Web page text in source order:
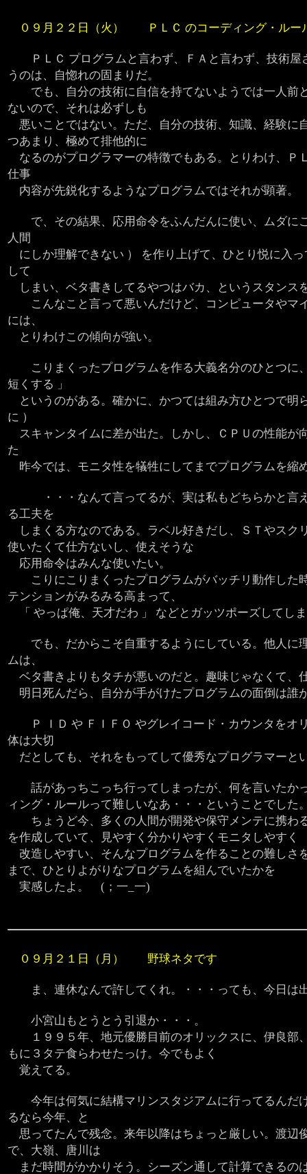
０９月２２日（火） ＰＬＣ のコーディング・ル
ＰＬＣ プログラムと言わず、ＦＡと言わず、技術屋
うのは、自惚れの固まりだ。
でも、自分の技術に自信を持てないようでは一人前
ないので、それは必ずしも
悪いことではない。ただ、自分の技術、知識、経験に
つあまり、極めて排他的に
なるのがプログラマーの特徴でもある。とりわけ、Ｐ
仕事
内容が先鋭化するようなプログラムではそれが顕著。
で、その結果、応用命令をふんだんに使い、ムダに
人間
にしか理解できない ） を作り上げて、ひとり悦に入
して
しまい、ベタ書きしてるやつはバカ、というスタンス
こんなこと言って悪いんだけど、コンピュータやマ
には、
とりわけこの傾向が強い。
こりまくったプログラムを作る大義名分のひとつに
短くする 」
というのがある。確かに、かつては組み方ひとつで明
に ）
スキャンタイムに差が出た。しかし、ＣＰＵの性能が
た
昨今では、モニタ性を犠牲にしてまでプログラムを縮
・・・なんて言ってるが、実は私もどちらかと言え
る工夫を
しまくる方なのである。ラベル好きだし、ＳＴやスク
使いたくて仕方ないし、使えそうな
応用命令はみんな使いたい。
こりにこりまくったプログラムがバッチリ動作した
テンションがみるみる高まって、
「 やっぱ俺、天才だわ 」 などとガッツポーズしてし
でも、だからこそ自重するようにしている。他人に
ムは、
ベタ書きよりもタチが悪いのだと。趣味じゃなくて、
明日死んだら、自分が手がけたプログラムの面倒は誰
Ｐ ＩＤ や ＦＩＦＯ やグレイコード・カウンタをオ
体は大切
だとしても、それをもってして優秀なプログラマーと
話があっちこっち行ってしまったが、何を言いたか
ィング・ルールって難しいなあ・・・ということでした
ちょうど今、多くの人間が開発や保守メンテに携わ
を作成していて、見やすく分かりやすくモニタしやすく
改造しやすい、そんなプログラムを作ることの難しさ
まで、ひとりよがりなプログラムを組んでいたかを
実感したよ。 (；一_一)
０９月２１日（月） 野球ネタです
ま、連休なんで許してくれ。・・・っても、今日は
小宮山もとうとう引退か・・・。
１９９５年、地元優勝目前のオリックスに、伊良部
もに３タテ食らわせたっけ。今でもよく
覚えてる。
今年は何気に結構マリンスタジアムに行ってるんだ
るなら今年、と
思ってたんで残念。来年以降はちょっと厳しい。渡辺
で、大嶺、唐川は
まだ時間がかかりそう。シーズン通して計算できるの